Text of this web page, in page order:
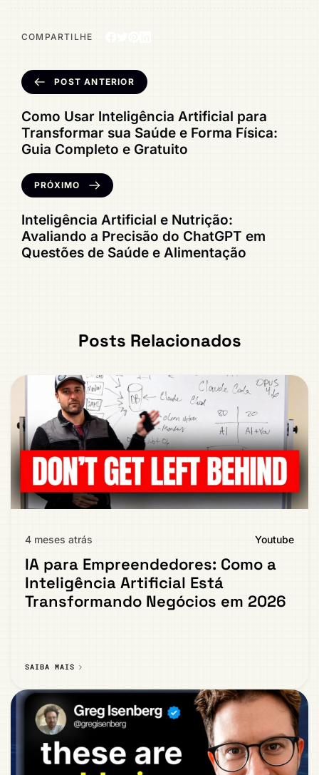
COMPARTILHE
POST ANTERIOR
Como Usar Inteligência Artificial para
Transformar sua Saúde e Forma Física:
Guia Completo e Gratuito
PRÓXIMO
Inteligência Artificial e Nutrição:
Avaliando a Precisão do ChatGPT em
Questões de Saúde e Alimentação
Posts Relacionados
4 meses atrás Youtube
IA para Empreendedores: Como a
Inteligência Artificial Está
Transformando Negócios em 2026
SAIBA MAIS